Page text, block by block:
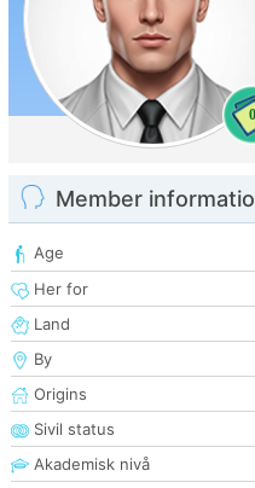
0
Member
Age
Her for
Land
By
Origins
Sivil status
Akademisk nivå